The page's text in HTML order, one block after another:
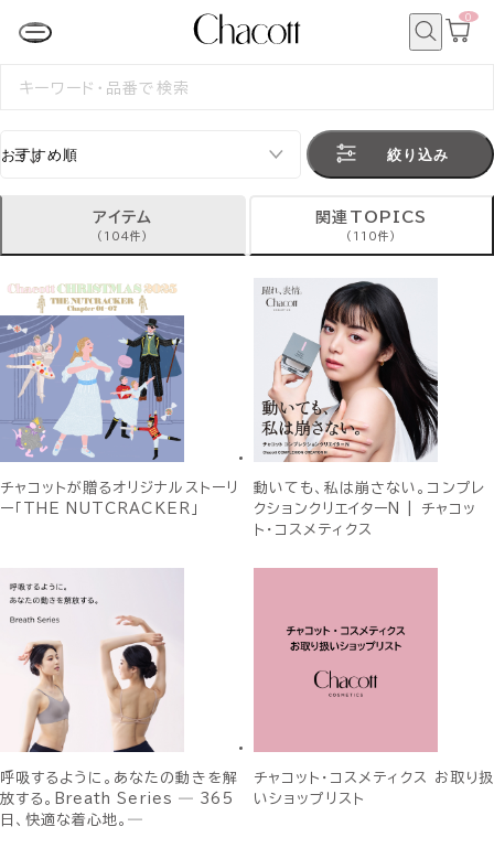
カ
0
検
絞り込み
アイテム
(104件)
関連TOPICS
(110件)
チャコットが贈るオリジナルストーリ
ー「THE NUTCRACKER」
動いても、私は崩さない。コンプレ
クションクリエイターN | チャコッ
ト・コスメティクス
呼吸するように。あなたの動きを解
放する。Breath Series ― 365
日、快適な着心地。―
チャコット・コスメティクス お取り扱
いショップリスト